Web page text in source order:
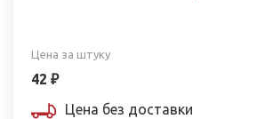
Цена за штуку
42 ₽
Цена без доставки